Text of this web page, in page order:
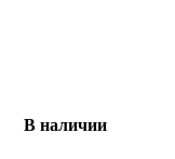
В наличии